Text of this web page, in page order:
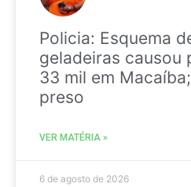
Policia: Esquema
geladeiras causou
33 mil em
preso
VER MATÉRIA »
6 de agosto de 2026